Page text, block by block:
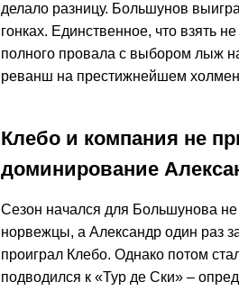
делало разницу. Большунов
гонках. Единственное, что взять
полного провала с выбором лыж
реванш на престижнейшем
Клебо и компания не
доминирование
Сезон начался для Большунова не
норвежцы, а Александр один раз
проиграл Клебо. Однако потом
подводился к «Тур де Ски» –